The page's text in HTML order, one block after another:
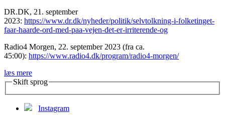
DR.DK, 21. september
2023: https://www.dr.dk/nyheder/politik/selvtolkning-i-folketinget-
faar-haarde-ord-med-paa-vejen-det-er-irriterende-og
Radio4 Morgen, 22. september 2023 (fra ca.
45:00): https://www.radio4.dk/program/radio4-morgen/
læs mere
Skift sprog
Instagram